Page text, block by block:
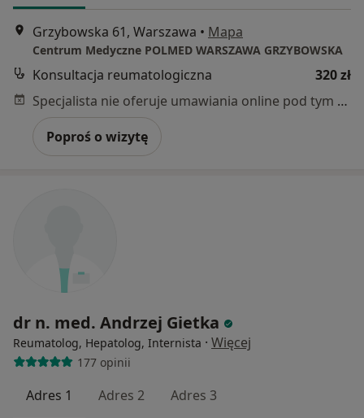
Grzybowska 61, Warszawa • Mapa
Centrum Medyczne POLMED WARSZAWA GRZYBOWSKA
Konsultacja reumatologiczna
320 zł
Specjalista nie oferuje umawiania online pod tym adresem.
Poproś o wizytę
dr n. med. Andrzej Gietka
Reumatolog, Hepatolog, Internista · Więcej
177 opinii
Adres 1 Adres 2 Adres 3